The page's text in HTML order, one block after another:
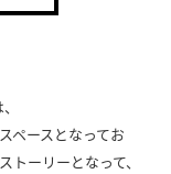
ペースとなってお
ーリーとなって、